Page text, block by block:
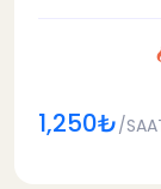
1,250₺/